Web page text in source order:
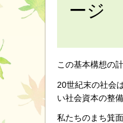
ージ
この基本構想の
20世紀末の社会
い社会資本の整
私たちのまち箕